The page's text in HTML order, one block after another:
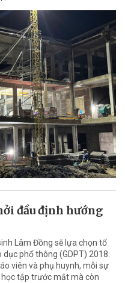
đầu định hướng
Lâm Đồng sẽ lựa chọn tổ
phổ thông (GDPT) 2018.
viên và phụ huynh, mỗi sự
học tập trước mắt mà còn